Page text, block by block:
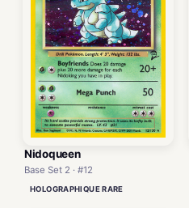
Nidoqueen
Base Set 2 · #12
HOLOGRAPHIQUE RARE